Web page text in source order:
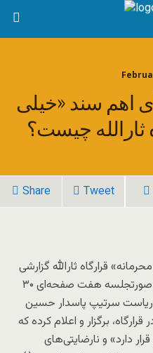
اهم سند «خیلی
ثارالله چیست؟
Share Tweet
قرارگاه ثارالله گزارشی
را منتشر کرده که حاوی متن کامل صورتجلسه هفت صفحه‌ای ۳۰
که به ریاست سرتیپ پاسدار حسین
برگزار و اعلام کرده که
دارد» و نارضایتی‌های